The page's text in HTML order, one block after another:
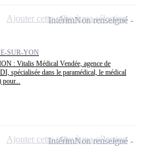
SUR-YON
: Vitalis Médical Vendée, agence de
spécialisée dans le paramédical, le médical
pour...
IntérimNon renseigné
Ajouter cette offre à ma sélection
IntérimNon renseigné
Ajouter cette offre à ma sélection